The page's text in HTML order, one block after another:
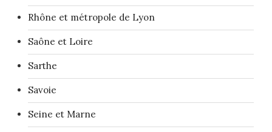
Rhône et métropole de Lyon
Saône et Loire
Sarthe
Savoie
Seine et Marne